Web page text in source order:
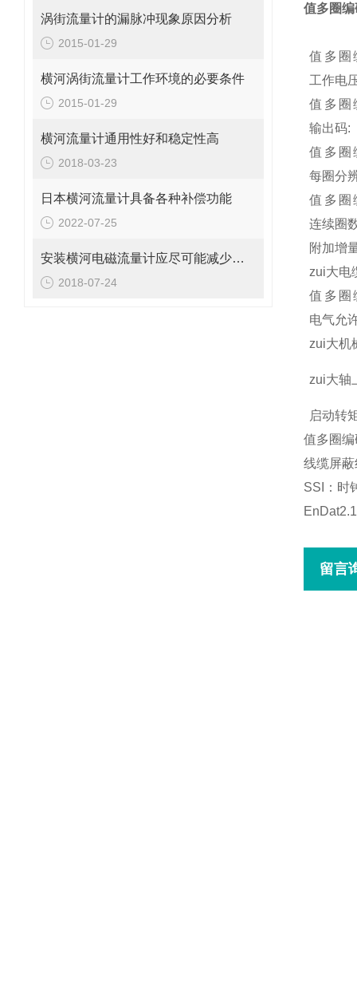
涡街流量计的漏脉冲现象原因分析
2015-01-29
横河涡街流量计工作环境的必要条件
2015-01-29
横河流量计通用性好和稳定性高
2018-03-23
日本横河流量计具备各种补偿功能
2022-07-25
安装横河电磁流量计应尽可能减少弯管对测量准确性的影响
2018-07-24
值多圈
值多圈
工作电
值多圈
输出码:
值多圈
每圈分
值多圈
连续圈
附加增
zui大电
值多圈
电气允
zui大机
zui大轴
启动转
值多圈
线缆屏
SSI
：
留言